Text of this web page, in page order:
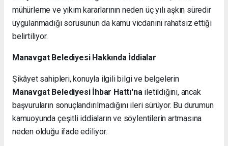
mühürleme ve yıkım kararlarının neden üç yılı aşkın süredir
uygulanmadığı sorusunun da kamu vicdanını rahatsız ettiği
belirtiliyor.
Manavgat Belediyesi Hakkında İddialar
Şikâyet sahipleri, konuyla ilgili bilgi ve belgelerin
Manavgat Belediyesi İhbar Hattı'na iletildiğini, ancak
başvuruların sonuçlandırılmadığını ileri sürüyor. Bu durumun
kamuoyunda çeşitli iddiaların ve söylentilerin artmasına
neden olduğu ifade ediliyor.